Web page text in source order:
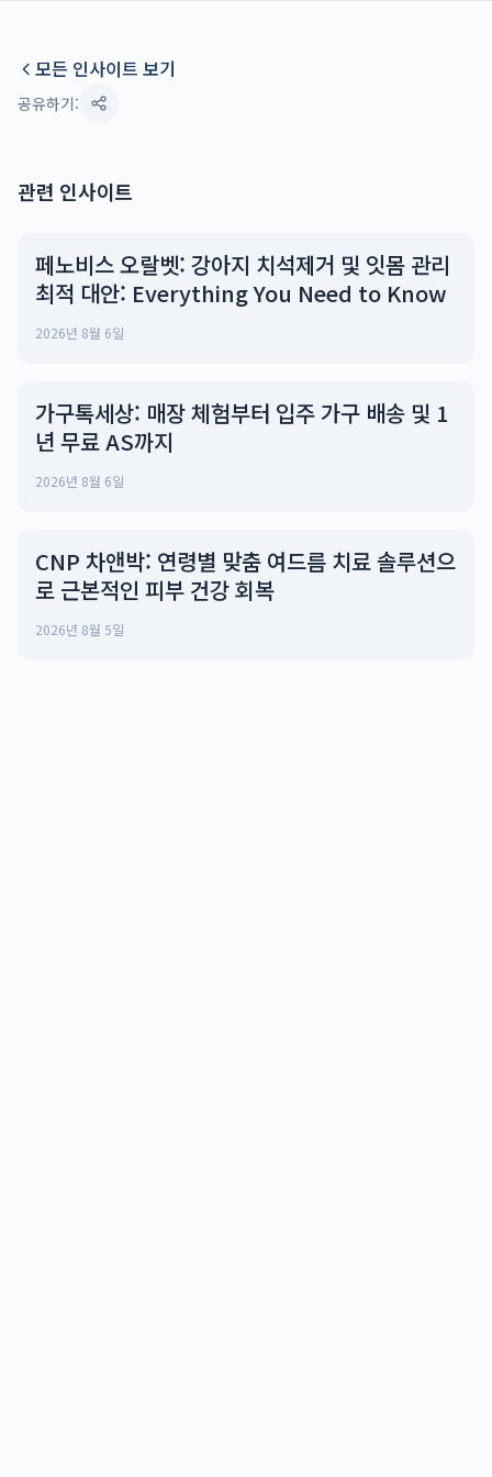
모든 인사이트 보기
공유하기:
관련 인사이트
페노비스 오랄벳: 강아지 치석제거 및 잇몸 관리
최적 대안: Everything You Need to Know
2026년 8월 6일
가구톡세상: 매장 체험부터 입주 가구 배송 및 1
년 무료 AS까지
2026년 8월 6일
CNP 차앤박: 연령별 맞춤 여드름 치료 솔루션으
로 근본적인 피부 건강 회복
2026년 8월 5일